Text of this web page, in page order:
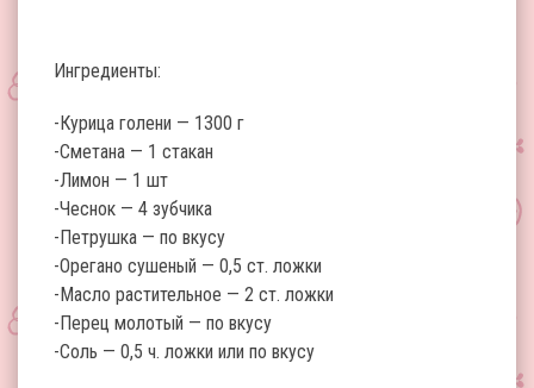
Ингредиенты:
-Курица голени — 1300 г
-Сметана — 1 стакан
-Лимон — 1 шт
-Чеснок — 4 зубчика
-Петрушка — по вкусу
-Орегано сушеный — 0,5 ст. ложки
-Масло растительное — 2 ст. ложки
-Перец молотый — по вкусу
-Соль — 0,5 ч. ложки или по вкусу